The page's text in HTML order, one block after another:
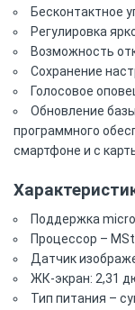
Бесконтактное
Регулировка
Возможность
Сохранение
Голосовое
Обновление
программного
смартфоне и с
Поддержка
Процессор –
Датчик
ЖК-экран: 2,31
Тип питания –